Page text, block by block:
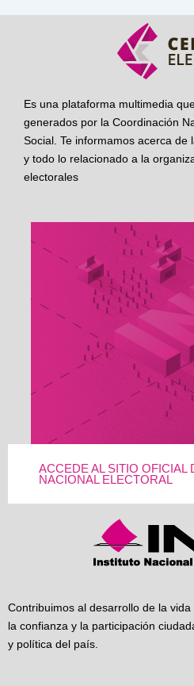
Es una plataforma multimedia
generados por la Coordinación
Social. Te informamos acerca de
y todo lo relacionado a la
electorales
ACCEDE AL SITIO OFICIAL
NACIONAL ELECTORAL
Contribuimos al desarrollo de la
la confianza y la participación
y política del país.